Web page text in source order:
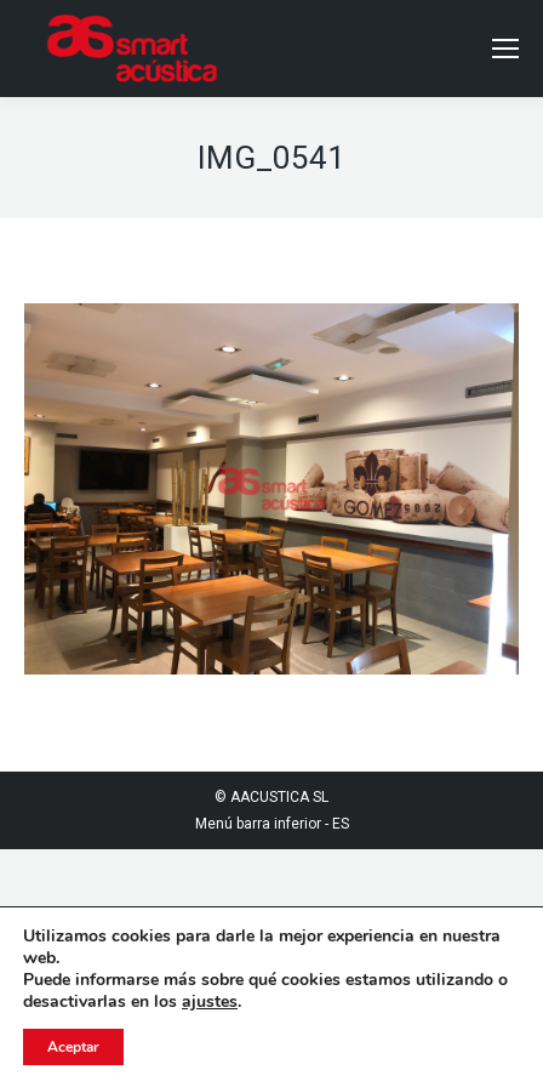
IMG_0541
© AACUSTICA SL
Menú barra inferior - ES
Utilizamos cookies para darle la mejor experiencia en nuestra
web.
Puede informarse más sobre qué cookies estamos utilizando o
desactivarlas en los ajustes.
Aceptar